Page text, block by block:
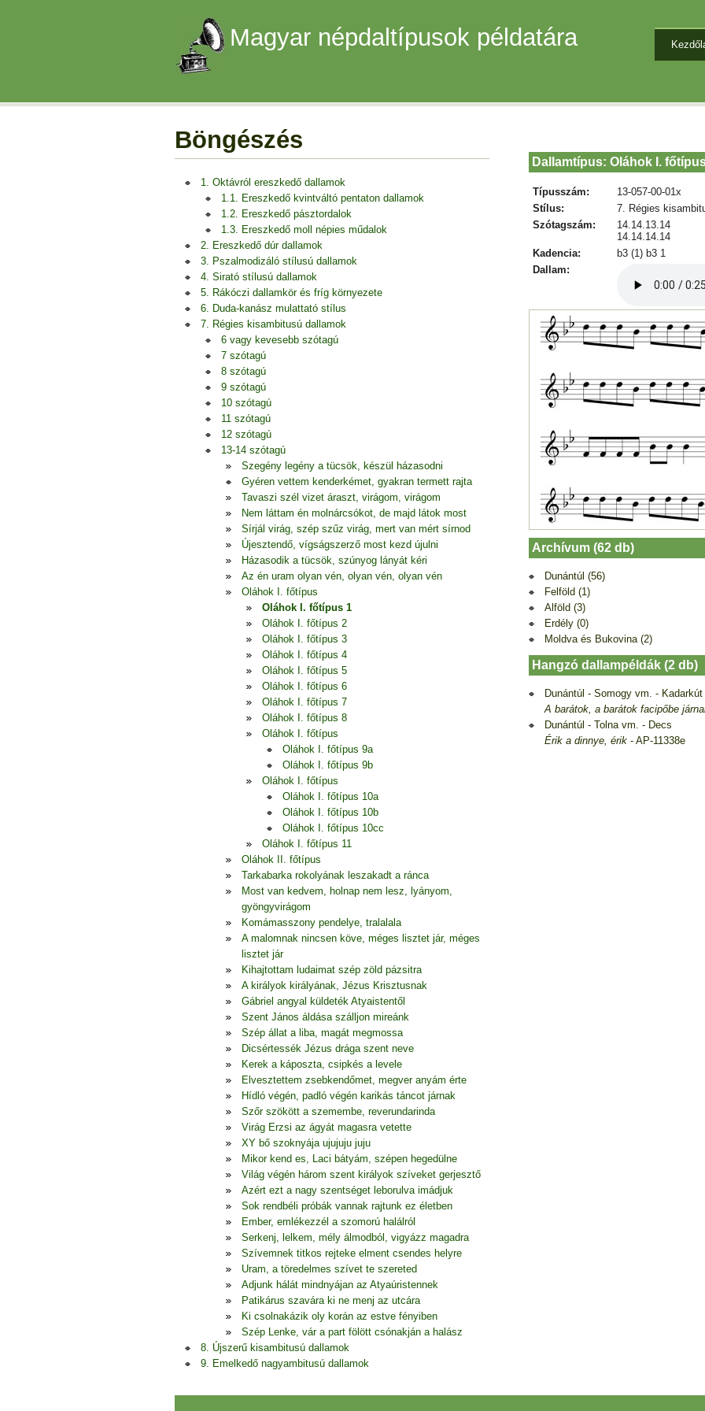
Magyar népdaltípusok példatára
Böngészés
1. Oktávról ereszkedő dallamok
1.1. Ereszkedő kvintváltó pentaton dallamok
1.2. Ereszkedő pásztordalok
1.3. Ereszkedő moll népies műdalok
2. Ereszkedő dúr dallamok
3. Pszalmodizáló stílusú dallamok
4. Sirató stílusú dallamok
5. Rákóczi dallamkör és fríg környezete
6. Duda-kanász mulattató stílus
7. Régies kisambitusú dallamok
6 vagy kevesebb szótagú
7 szótagú
8 szótagú
9 szótagú
10 szótagú
11 szótagú
12 szótagú
13-14 szótagú
Szegény legény a tücsök, készül házasodni
Gyéren vettem kenderkémet, gyakran termett rajta
Tavaszi szél vizet áraszt, virágom, virágom
Nem láttam én molnárcsókot, de majd látok most
Sírjál virág, szép szűz virág, mert van mért sírnod
Újesztendő, vígságszerző most kezd újulni
Házasodik a tücsök, szúnyog lányát kéri
Az én uram olyan vén, olyan vén, olyan vén
Oláhok I. főtípus
Oláhok I. főtípus 1
Oláhok I. főtípus 2
Oláhok I. főtípus 3
Oláhok I. főtípus 4
Oláhok I. főtípus 5
Oláhok I. főtípus 6
Oláhok I. főtípus 7
Oláhok I. főtípus 8
Oláhok I. főtípus
Oláhok I. főtípus 9a
Oláhok I. főtípus 9b
Oláhok I. főtípus
Oláhok I. főtípus 10a
Oláhok I. főtípus 10b
Oláhok I. főtípus 10cc
Oláhok I. főtípus 11
Oláhok II. főtípus
Tarkabarka rokolyának leszakadt a ránca
Most van kedvem, holnap nem lesz, lyányom,
gyöngyvirágom
Komámasszony pendelye, tralalala
A malomnak nincsen köve, méges lisztet jár, méges
lisztet jár
Kihajtottam ludaimat szép zöld pázsitra
A királyok királyának, Jézus Krisztusnak
Gábriel angyal küldeték Atyaistentől
Szent János áldása szálljon mireánk
Szép állat a liba, magát megmossa
Dicsértessék Jézus drága szent neve
Kerek a káposzta, csipkés a levele
Elvesztettem zsebkendőmet, megver anyám érte
Hídló végén, padló végén karikás táncot járnak
Szőr szökött a szemembe, reverundarinda
Virág Erzsi az ágyát magasra vetette
XY bő szoknyája ujujuju juju
Mikor kend es, Laci bátyám, szépen hegedülne
Világ végén három szent királyok szíveket gerjesztő
Azért ezt a nagy szentséget leborulva imádjuk
Sok rendbéli próbák vannak rajtunk ez életben
Ember, emlékezzél a szomorú halálról
Serkenj, lelkem, mély álmodból, vigyázz magadra
Szívemnek titkos rejteke elment csendes helyre
Uram, a töredelmes szívet te szereted
Adjunk hálát mindnyájan az Atyaúristennek
Patikárus szavára ki ne menj az utcára
Ki csolnakázik oly korán az estve fényiben
Szép Lenke, vár a part fölött csónakján a halász
8. Újszerű kisambitusú dallamok
9. Emelkedő nagyambitusú dallamok
Dallamtípus: Oláhok I.
Típusszám:
13-057-00-01x
Stílus:
7. Régies
Szótagszám:
14.14.13.14
14.14.14.14
Kadencia:
b3 (1) b3 1
Dallam:
Archívum (62 db)
Dunántúl (56)
Felföld (1)
Alföld (3)
Erdély (0)
Moldva és Bukovina (2)
Hangzó dallampéldák (2 db)
Dunántúl - Somogy vm. - Kadarkút
A barátok, a barátok facipőbe
Dunántúl - Tolna vm. - Decs
Érik a dinnye, érik - AP-11338e